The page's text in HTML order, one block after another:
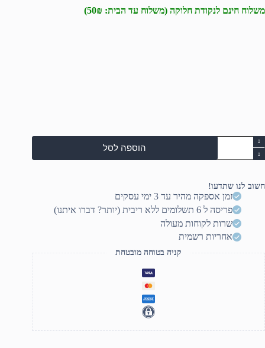
משלוח חינם לנקודת חלוקה (משלוח עד הבית: 50₪)
כמות
של
מחשב
1700
הוספה לסל
חשוב לנו שתדעו!
זמן אספקה מהיר עד 3 ימי עסקים
פריסה ל 6 תשלומים ללא ריבית (יותר? דברו איתנו)
שרות לקוחות מעולה
אחריות רשמית
קניה בטוחה מובטחת